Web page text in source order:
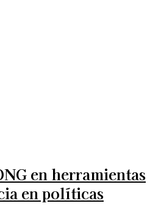
en herramientas
en políticas